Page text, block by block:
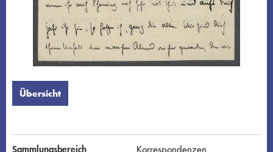
Übersicht
Sammlungsbereich Korrespondenzen